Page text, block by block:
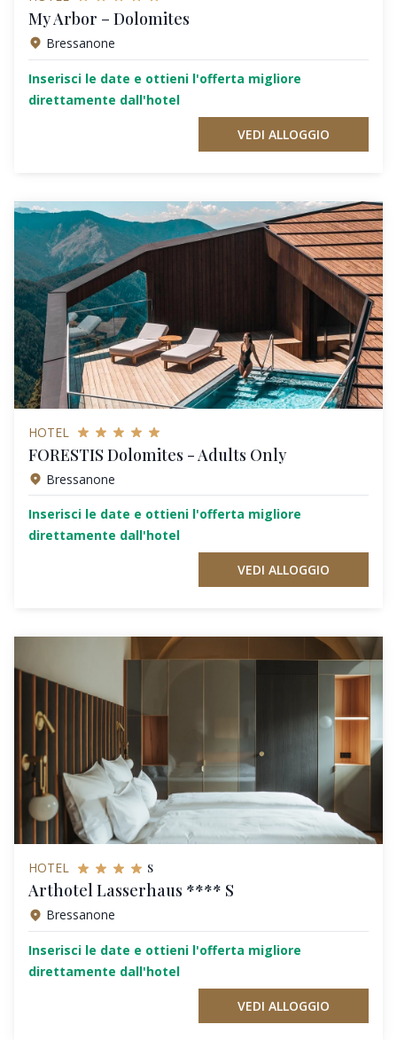
My Arbor – Dolomites
Bressanone
Inserisci le date e ottieni l'offerta migliore
direttamente dall'hotel
VEDI ALLOGGIO
HOTEL
FORESTIS Dolomites - Adults Only
Bressanone
Inserisci le date e ottieni l'offerta migliore
direttamente dall'hotel
VEDI ALLOGGIO
HOTEL s
Arthotel Lasserhaus **** S
Bressanone
Inserisci le date e ottieni l'offerta migliore
direttamente dall'hotel
VEDI ALLOGGIO